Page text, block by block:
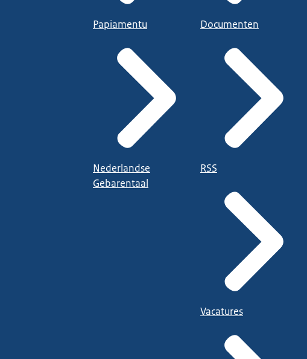
Papiamentu
Nederlandse
Gebarentaal
Documenten
RSS
Vacatures